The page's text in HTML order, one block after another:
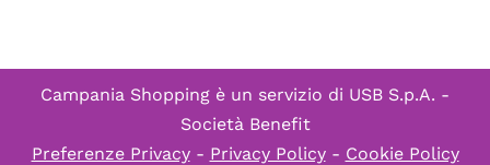
Campania Shopping è un servizio di USB S.p.A. -
Società Benefit
Preferenze Privacy- Privacy Policy- Cookie Policy